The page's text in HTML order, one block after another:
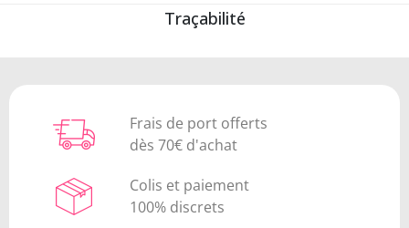
Traçabilité
Frais de port offerts
dès 70€ d'achat
Colis et paiement
100% discrets